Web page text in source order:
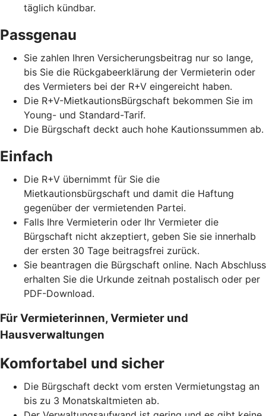
täglich kündbar.
Passgenau
Sie zahlen Ihren Versicherungsbeitrag nur so lange,
bis Sie die Rückgabeerklärung der Vermieterin oder
des Vermieters bei der R+V eingereicht haben.
Die R+V-MietkautionsBürgschaft bekommen Sie im
Young- und Standard-Tarif.
Die Bürgschaft deckt auch hohe Kautionssummen ab.
Einfach
Die R+V übernimmt für Sie die
Mietkautionsbürgschaft und damit die Haftung
gegenüber der vermietenden Partei.
Falls Ihre Vermieterin oder Ihr Vermieter die
Bürgschaft nicht akzeptiert, geben Sie sie innerhalb
der ersten 30 Tage beitragsfrei zurück.
Sie beantragen die Bürgschaft online. Nach Abschluss
erhalten Sie die Urkunde zeitnah postalisch oder per
PDF-Download.
Für Vermieterinnen, Vermieter und
Hausverwaltungen
Komfortabel und sicher
Die Bürgschaft deckt vom ersten Vermietungstag an
bis zu 3 Monatskaltmieten ab.